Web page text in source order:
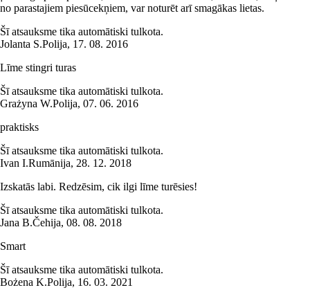
no parastajiem piesūcekņiem, var noturēt arī smagākas lietas.
Šī atsauksme tika automātiski tulkota.
Jolanta S.Polija, 17. 08. 2016
Līme stingri turas
Šī atsauksme tika automātiski tulkota.
Grażyna W.Polija, 07. 06. 2016
praktisks
Šī atsauksme tika automātiski tulkota.
Ivan I.Rumānija, 28. 12. 2018
Izskatās labi. Redzēsim, cik ilgi līme turēsies!
Šī atsauksme tika automātiski tulkota.
Jana B.Čehija, 08. 08. 2018
Smart
Šī atsauksme tika automātiski tulkota.
Bożena K.Polija, 16. 03. 2021